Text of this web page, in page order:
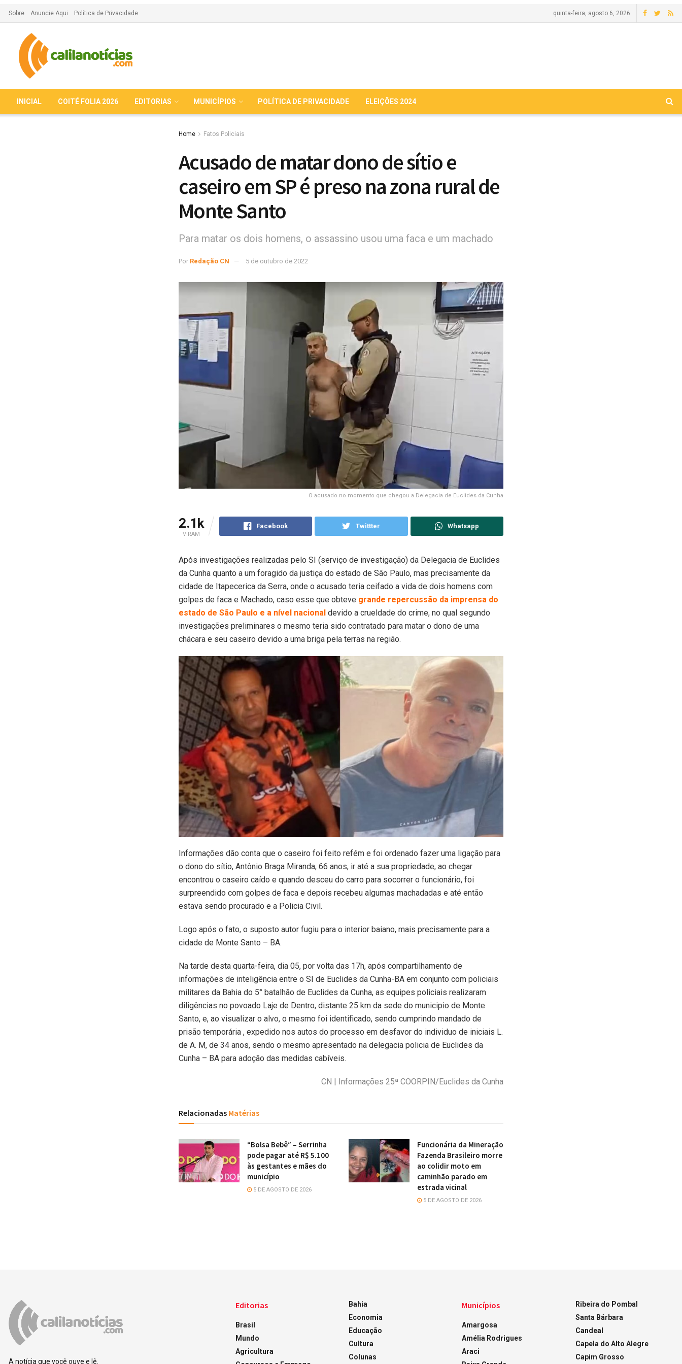
Sobre Anuncie Aqui Política de Privacidade quinta-feira, agosto 6, 2026
INICIAL COITÉ FOLIA 2026 EDITORIAS MUNICÍPIOS POLÍTICA DE PRIVACIDADE ELEIÇÕES 2024
Home Fatos Policiais
Acusado de matar dono de sítio e
caseiro em SP é preso na zona rural de
Monte Santo
Para matar os dois homens, o assassino usou uma faca e um machado
Por Redação CN 5 de outubro de 2022
O acusado no momento que chegou a Delegacia de Euclides da Cunha
2.1k
VIRAM
Facebook Twittter Whatsapp
Após investigações realizadas pelo SI (serviço de investigação) da Delegacia de Euclides
da Cunha quanto a um foragido da justiça do estado de São Paulo, mas precisamente da
cidade de Itapecerica da Serra, onde o acusado teria ceifado a vida de dois homens com
golpes de faca e Machado, caso esse que obteve grande repercussão da imprensa do
estado de São Paulo e a nível nacional devido a crueldade do crime, no qual segundo
investigações preliminares o mesmo teria sido contratado para matar o dono de uma
chácara e seu caseiro devido a uma briga pela terras na região.
Informações dão conta que o caseiro foi feito refém e foi ordenado fazer uma ligação para
o dono do sítio, Antônio Braga Miranda, 66 anos, ir até a sua propriedade, ao chegar
encontrou o caseiro caído e quando desceu do carro para socorrer o funcionário, foi
surpreendido com golpes de faca e depois recebeu algumas machadadas e até então
estava sendo procurado e a Policia Civil.
Logo após o fato, o suposto autor fugiu para o interior baiano, mais precisamente para a
cidade de Monte Santo – BA.
Na tarde desta quarta-feira, dia 05, por volta das 17h, após compartilhamento de
informações de inteligência entre o SI de Euclides da Cunha-BA em conjunto com policiais
militares da Bahia do 5° batalhão de Euclides da Cunha, as equipes policiais realizaram
diligências no povoado Laje de Dentro, distante 25 km da sede do municipio de Monte
Santo, e, ao visualizar o alvo, o mesmo foi identificado, sendo cumprindo mandado de
prisão temporária , expedido nos autos do processo em desfavor do individuo de iniciais L.
de A. M, de 34 anos, sendo o mesmo apresentado na delegacia policia de Euclides da
Cunha – BA para adoção das medidas cabíveis.
CN | Informações 25ª COORPIN/Euclides da Cunha
Relacionadas Matérias
“Bolsa Bebê” – Serrinha
pode pagar até R$ 5.100
às gestantes e mães do
município
5 DE AGOSTO DE 2026
Funcionária da Mineração
Fazenda Brasileiro morre
ao colidir moto em
caminhão parado em
estrada vicinal
5 DE AGOSTO DE 2026
A notícia que você ouve e lê.
Editorias
Brasil
Mundo
Agricultura
Bahia
Economia
Educação
Cultura
Colunas
Municípios
Amargosa
Amélia Rodrigues
Araci
Ribeira do Pombal
Santa Bárbara
Candeal
Capela do Alto Alegre
Capim Grosso